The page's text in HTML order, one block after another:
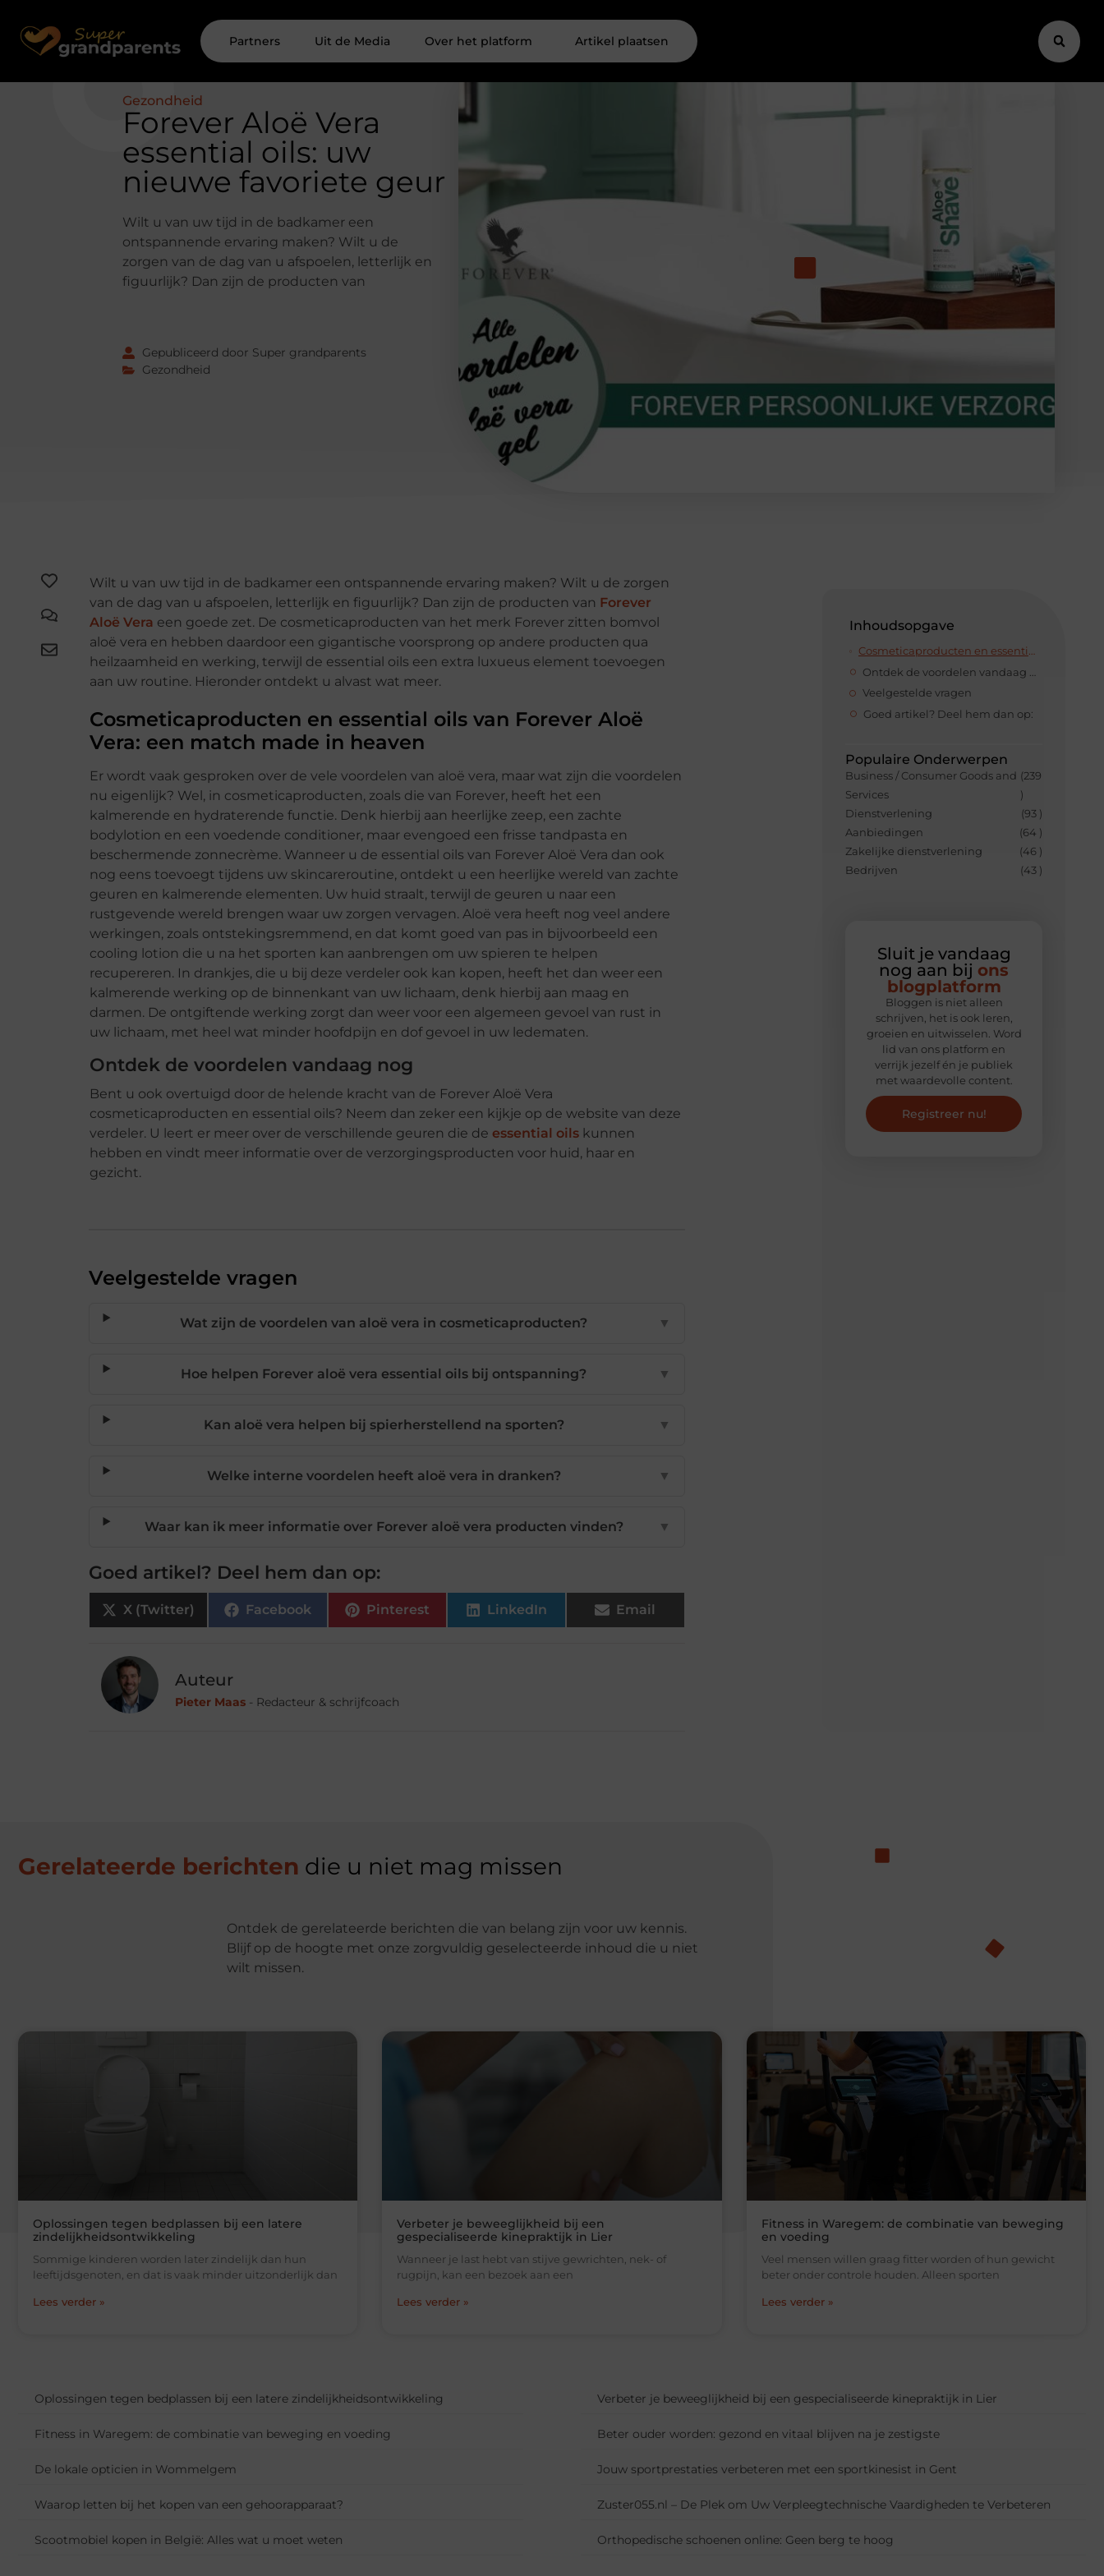
Partners Uit de Media Over het platform Artikel plaatsen
Gezondheid
Forever Aloë Vera
essential oils: uw
nieuwe favoriete geur
Wilt u van uw tijd in de badkamer een
ontspannende ervaring maken? Wilt u de
zorgen van de dag van u afspoelen, letterlijk en
figuurlijk? Dan zijn de producten van
Gepubliceerd door Super grandparents
Gezondheid
Inhoudsopgave
Cosmeticaproducten en essential oils van Forever Aloë Vera: een match made in heaven
Veelgestelde vragen
Goed artikel? Deel hem dan op:
Populaire Onderwerpen
Business / Consumer Goods and
Services
(239
)
Dienstverlening
(93 )
Aanbiedingen
(64 )
Zakelijke dienstverlening
(46 )
Bedrijven
(43 )
Sluit je vandaag
nog aan bij ons
blogplatform
Bloggen is niet alleen
schrijven, het is ook leren,
groeien en uitwisselen. Word
lid van ons platform en
verrijk jezelf én je publiek
met waardevolle content.
Registreer nu!
Wilt u van uw tijd in de badkamer een ontspannende ervaring maken? Wilt u de zorgen
van de dag van u afspoelen, letterlijk en figuurlijk? Dan zijn de producten van Forever
Aloë Vera een goede zet. De cosmeticaproducten van het merk Forever zitten bomvol
aloë vera en hebben daardoor een gigantische voorsprong op andere producten qua
heilzaamheid en werking, terwijl de essential oils een extra luxueus element toevoegen
aan uw routine. Hieronder ontdekt u alvast wat meer.
Cosmeticaproducten en essential oils van Forever Aloë
Vera: een match made in heaven
Er wordt vaak gesproken over de vele voordelen van aloë vera, maar wat zijn die voordelen
nu eigenlijk? Wel, in cosmeticaproducten, zoals die van Forever, heeft het een
kalmerende en hydraterende functie. Denk hierbij aan heerlijke zeep, een zachte
bodylotion en een voedende conditioner, maar evengoed een frisse tandpasta en
beschermende zonnecrème. Wanneer u de essential oils van Forever Aloë Vera dan ook
nog eens toevoegt tijdens uw skincareroutine, ontdekt u een heerlijke wereld van zachte
geuren en kalmerende elementen. Uw huid straalt, terwijl de geuren u naar een
rustgevende wereld brengen waar uw zorgen vervagen. Aloë vera heeft nog veel andere
werkingen, zoals ontstekingsremmend, en dat komt goed van pas in bijvoorbeeld een
cooling lotion die u na het sporten kan aanbrengen om uw spieren te helpen
recupereren. In drankjes, die u bij deze verdeler ook kan kopen, heeft het dan weer een
kalmerende werking op de binnenkant van uw lichaam, denk hierbij aan maag en
darmen. De ontgiftende werking zorgt dan weer voor een algemeen gevoel van rust in
uw lichaam, met heel wat minder hoofdpijn en dof gevoel in uw ledematen.
Ontdek de voordelen vandaag nog
Bent u ook overtuigd door de helende kracht van de Forever Aloë Vera
cosmeticaproducten en essential oils? Neem dan zeker een kijkje op de website van deze
verdeler. U leert er meer over de verschillende geuren die deessential oils kunnen
hebben en vindt meer informatie over de verzorgingsproducten voor huid, haar en
gezicht.
Veelgestelde vragen
Wat zijn de voordelen van aloë vera in cosmeticaproducten? ▼
Hoe helpen Forever aloë vera essential oils bij ontspanning? ▼
Kan aloë vera helpen bij spierherstellend na sporten? ▼
Welke interne voordelen heeft aloë vera in dranken? ▼
Waar kan ik meer informatie over Forever aloë vera producten vinden? ▼
Goed artikel? Deel hem dan op:
X (Twitter) Facebook Pinterest LinkedIn Email
Auteur
Pieter Maas - Redacteur & schrijfcoach
Gerelateerde berichten die u niet mag missen
Ontdek de gerelateerde berichten die van belang zijn voor uw kennis.
Blijf op de hoogte met onze zorgvuldig geselecteerde inhoud die u niet
wilt missen.
Oplossingen tegen bedplassen bij een latere
zindelijkheidsontwikkeling
Sommige kinderen worden later zindelijk dan hun
leeftijdsgenoten, en dat is vaak minder uitzonderlijk dan
Lees verder »
Verbeter je beweeglijkheid bij een
gespecialiseerde kinepraktijk in Lier
Wanneer je last hebt van stijve gewrichten, nek- of
rugpijn, kan een bezoek aan een
Lees verder »
Fitness in Waregem: de combinatie van beweging
en voeding
Veel mensen willen graag fitter worden of hun gewicht
beter onder controle houden. Alleen sporten
Lees verder »
Oplossingen tegen bedplassen bij een latere zindelijkheidsontwikkeling Verbeter je beweeglijkheid bij een gespecialiseerde kinepraktijk in Lier
Fitness in Waregem: de combinatie van beweging en voeding Beter ouder worden: gezond en vitaal blijven na je zestigste
De lokale opticien in Wommelgem Jouw sportprestaties verbeteren met een sportkinesist in Gent
Waarop letten bij het kopen van een gehoorapparaat? Zuster055.nl – De Plek om Uw Verpleegtechnische Vaardigheden te Verbeteren
Scootmobiel kopen in België: Alles wat u moet weten Orthopedische schoenen online: Geen berg te hoog